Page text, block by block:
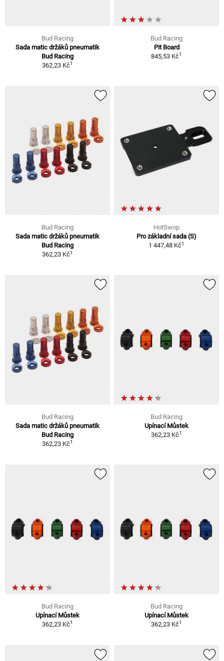
Bud Racing
Sada matic držáků pneumatik
Bud Racing
362,23 Kč1
Bud Racing
Pit Board
845,53 Kč1
Bud Racing
Sada matic držáků pneumatik
Bud Racing
362,23 Kč1
HotSwop
Pro základní sada (S)
1 447,48 Kč1
Bud Racing
Sada matic držáků pneumatik
Bud Racing
362,23 Kč1
Bud Racing
Upínací Můstek
362,23 Kč1
Bud Racing
Upínací Můstek
362,23 Kč1
Bud Racing
Upínací Můstek
362,23 Kč1